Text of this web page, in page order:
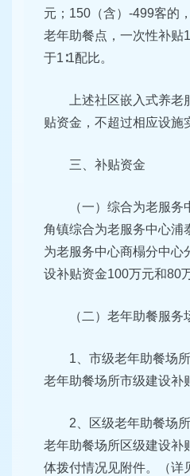
元；150（含）-499客的
老年助餐点，一次性补贴
于1∶1配比。
上述社区嵌入式养
贴资金，不超过相应设施
三、补贴资金
（一）综合为老服
角镇综合为老服务中心浦
为老服务中心商榻分中心
设补贴资金100万元和80
（二）老年助餐服务
1、市级老年助餐场
老年助餐场所市级建设补
2、区级老年助餐场
老年助餐场所区级建设补
体拨付情况见附件。（详